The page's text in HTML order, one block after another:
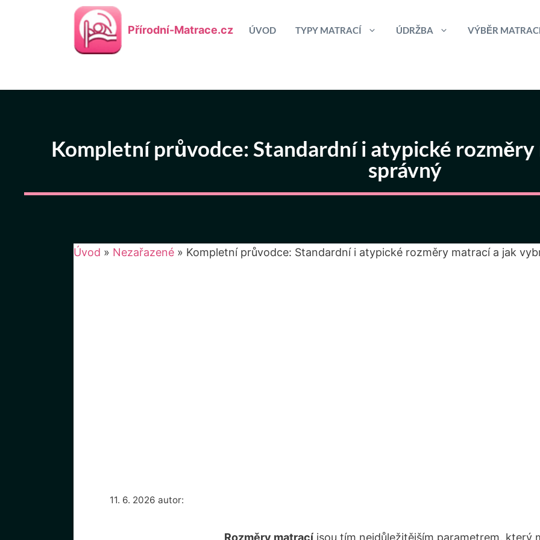
Přírodní-Matrace.cz ÚVOD TYPY MATRACÍ ÚDRŽBA VÝBĚR
Kompletní průvodce: Standardní i atypické
správný
Úvod » Nezařazené » Kompletní průvodce: Standardní i atypické rozměry matrací a jak
11. 6. 2026 autor:
Rozměry matrací jsou tím nejdůležitějším parametrem, který